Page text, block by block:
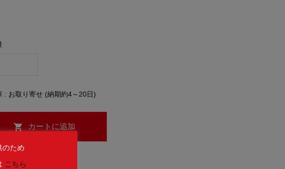
: お取り寄せ (納期約4～20日)
のため
こちら